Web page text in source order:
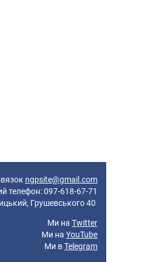
ngpsite@gmail.com
097-618-67-71
Грушевського 40
Ми на Twitter
Ми на YouTube
Ми вTelegram